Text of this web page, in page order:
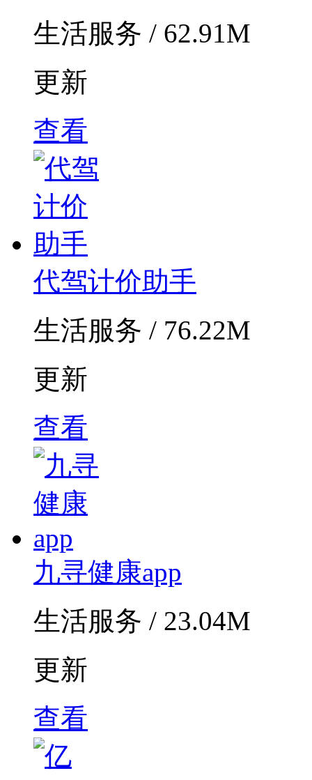
生活服务 / 62.91M
更新
查看
代驾计价助手
生活服务 / 76.22M
更新
查看
九寻健康app
生活服务 / 23.04M
更新
查看